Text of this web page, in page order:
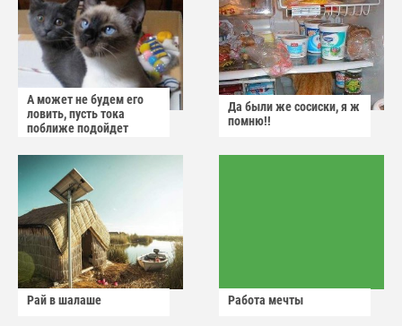
А может не будем его
ловить, пусть тока
поближе подойдет
Да были же сосиски, я ж
помню!!
Рай в шалаше Работа мечты